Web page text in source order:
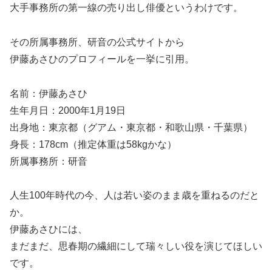
大手事務所の第一線の売り出し俳優というわけです。
その所属事務所、研音の公式サイトから
伊藤あさひのプロフィールを一挙に引用。
名前：伊藤あさひ
生年月日：2000年1月19日
出身地：東京都（グアム・東京都・和歌山県・千葉県）
身長：178cm（推定体重は58kgかな）
所属事務所：研音
人生100年時代の今、人は若い姿のまま歳を重ねるのだと
か。
伊藤あさひには、
まだまだ、思春期の繊細にして瑞々しい役を演じてほしい
です。